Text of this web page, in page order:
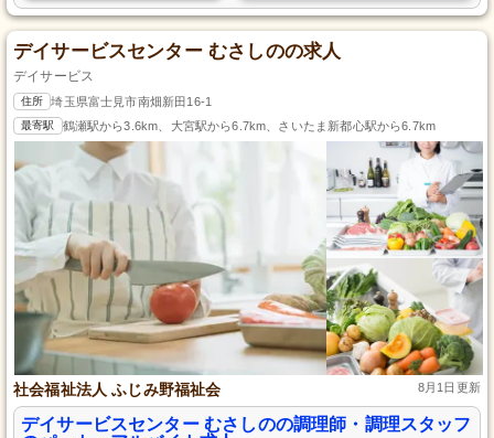
デイサービスセンター むさしのの求人
デイサービス
住所 埼玉県富士見市南畑新田16-1
最寄駅 鶴瀬駅から3.6km、大宮駅から6.7km、さいたま新都心駅から6.7km
社会福祉法人 ふじみ野福祉会 8月1日更新
デイサービスセンター むさしのの調理師・調理スタッフ